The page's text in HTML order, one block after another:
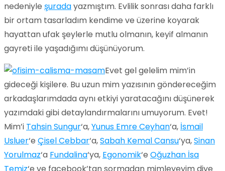
nedeniyle şuradayazmıştım. Evlilik sonrası daha farklı
bir ortam tasarladım kendime ve üzerine koyarak
hayattan ufak şeylerle mutlu olmanın, keyif almanın
gayreti ile yaşadığımı düşünüyorum.
Evet gel gelelim mim’in
gideceği kişilere. Bu uzun mim yazısının göndereceğim
arkadaşlarımdada aynı etkiyi yaratacağını düşünerek
yazımdaki gibi detaylandırmalarını umuyorum. Evet!
Mim’i Tahsin Sungur‘a,Yunus Emre Ceyhan‘a, İsmail
Usluer‘e Çisel Cebbar‘a,Sabah Kemal Cansu‘ya,Sinan
Yorulmaz‘a Fundalina‘ya, Egonomik‘e Oğuzhan İsa